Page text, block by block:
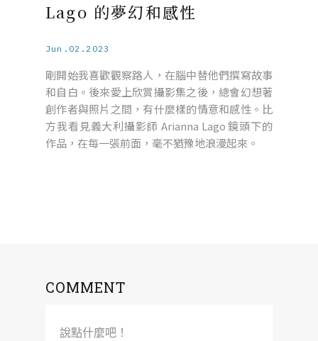
Lago 的夢幻和感性
Jun.02.2023
剛開始我喜歡觀察路人，在腦中替他們撰寫故事
和自白。後來愛上欣賞攝影集之後，總會幻想著
創作者與照片之間，有什麼樣的情意和感性。比
方我看見義大利攝影師 Arianna Lago 鏡頭下的
作品，在每一張前面，毫不猶豫地浪漫起來。
COMMENT
說點什麼吧！